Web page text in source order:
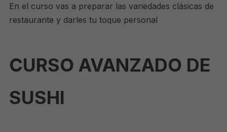
En el curso vas a preparar las variedades clásicas de
restaurante y darles tu toque personal
CURSO AVANZADO DE
SUSHI